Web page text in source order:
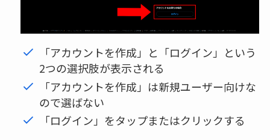
「アカウントを作成」と「ログイン」という
2つの選択肢が表示される
「アカウントを作成」は新規ユーザー向けな
ので選ばない
「ログイン」をタップまたはクリックする